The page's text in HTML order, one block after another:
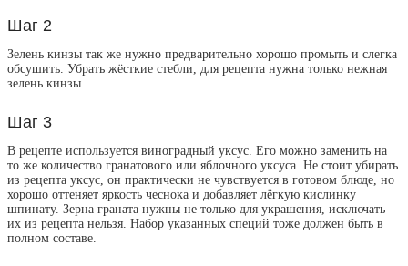
Шаг 2
Зелень кинзы так же нужно предварительно хорошо промыть и слегка
обсушить. Убрать жёсткие стебли, для рецепта нужна только нежная
зелень кинзы.
Шаг 3
В рецепте используется виноградный уксус. Его можно заменить на
то же количество гранатового или яблочного уксуса. Не стоит убирать
из рецепта уксус, он практически не чувствуется в готовом блюде, но
хорошо оттеняет яркость чеснока и добавляет лёгкую кислинку
шпинату. Зерна граната нужны не только для украшения, исключать
их из рецепта нельзя. Набор указанных специй тоже должен быть в
полном составе.